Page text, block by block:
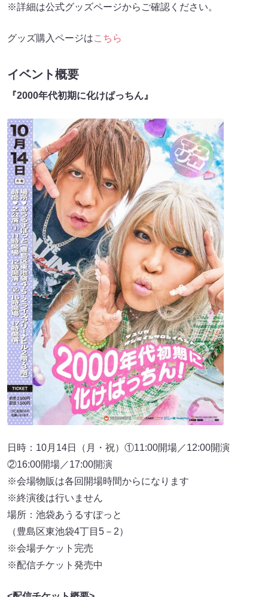
※詳細は公式グッズページからご確認ください。
グッズ購入ページはこちら
イベント概要
『2000年代初期に化けぱっちん』
日時：10月14日（月・祝）①11:00開場／12:00開演
②16:00開場／17:00開演
※会場物販は各回開場時間からになります
※終演後は行いません
場所：池袋あうるすぽっと
（豊島区東池袋4丁目5－2）
※会場チケット完売
※配信チケット発売中